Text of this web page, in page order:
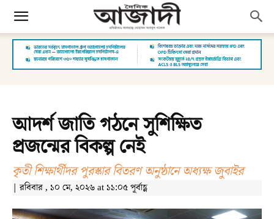
আদর্শ জাতি গঠনে সুশিক্ষিত
প্রজন্মের বিকল্প নেই
কৃতী শিক্ষার্থীদর পুরস্কার বিতরণ অনুষ্ঠানে অধ্যক্ষ জুবাইর
| রবিবার , ১০ মে, ২০২৬ at ১১:০৫ পূর্বাহ্ণ